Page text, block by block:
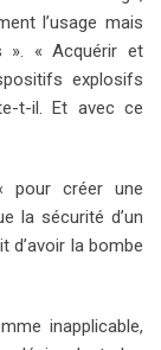
l’usage mais
». « Acquérir et
explosifs
t-il. Et avec ce
pour créer une
la sécurité d’un
d’avoir la bombe
inapplicable,